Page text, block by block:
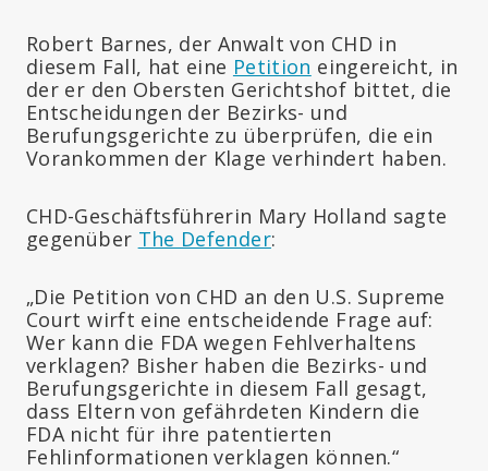
Robert Barnes, der Anwalt von CHD in
diesem Fall, hat eine Petition eingereicht, in
der er den Obersten Gerichtshof bittet, die
Entscheidungen der Bezirks- und
Berufungsgerichte zu überprüfen, die ein
Vorankommen der Klage verhindert haben.
CHD-Geschäftsführerin Mary Holland sagte
gegenüber The Defender:
„Die Petition von CHD an den U.S. Supreme
Court wirft eine entscheidende Frage auf:
Wer kann die FDA wegen Fehlverhaltens
verklagen? Bisher haben die Bezirks- und
Berufungsgerichte in diesem Fall gesagt,
dass Eltern von gefährdeten Kindern die
FDA nicht für ihre patentierten
Fehlinformationen verklagen können.“